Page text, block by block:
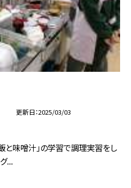
更新日 2025/03/03
と味噌汁」の学習で調理実習をし
...